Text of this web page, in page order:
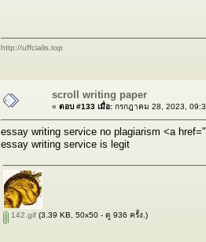
http://uffcialis.top
scroll writing paper
« ตอบ #133 เมื่อ: กรกฎาคม 28, 2023,
essay writing service no plagiarism <a href="
essay writing service is legit
142.gif (3.39 KB, 50x50 - ดู 936 ครั้ง.)